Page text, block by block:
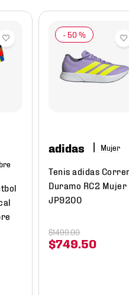
- 50 %
adidas Mujer
Tenis adidas
Duramo RC2 Mujer
JP9200
$749 50
$1499.00